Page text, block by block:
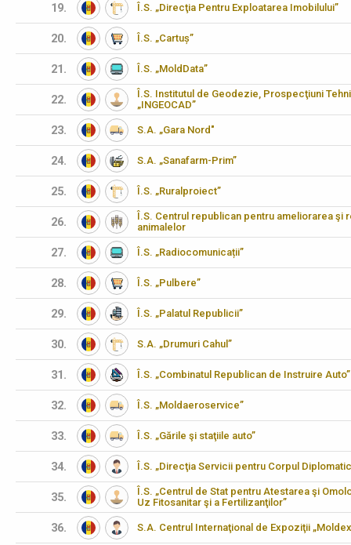
19. Î.S. „Direcţia Pentru Exploatarea Imobilului”
20. Î.S. „Cartuș”
21. Î.S. „MoldData”
22.
Î.S. Institutul de Geodezie, Prospecţiuni
„INGEOCAD”
23. S.A. „Gara Nord"
24. S.A. „Sanafarm-Prim”
25. Î.S. „Ruralproiect”
26.
Î.S. Centrul republican pentru ameliorarea şi
animalelor
27. Î.S. „Radiocomunicații”
28. Î.S. „Pulbere”
29. Î.S. „Palatul Republicii”
30. S.A. „Drumuri Cahul”
31. Î.S. „Combinatul Republican de Instruire Auto”
32. Î.S. „Moldaeroservice”
33. Î.S. „Gările şi staţiile auto”
34. Î.S. „Direcţia Servicii pentru Corpul
35.
Î.S. „Centrul de Stat pentru Atestarea şi
Uz Fitosanitar şi a Fertilizanţilor”
36. S.A. Centrul Internaţional de Expoziţii